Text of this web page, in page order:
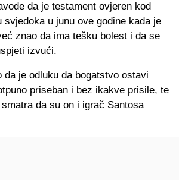
da je testament ovjeren kod
svjedoka u junu ove godine kada je
znao da ima tešku bolest i da se
izvući.
da je odluku da bogatstvo ostavi
priseban i bez ikakve prisile, te
da su on i igrač Santosa